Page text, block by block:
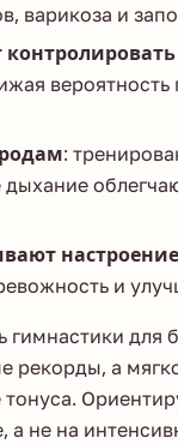
варикоза и
вероятность
:
настроение
и
гимнастики
рекорды, а
а не на